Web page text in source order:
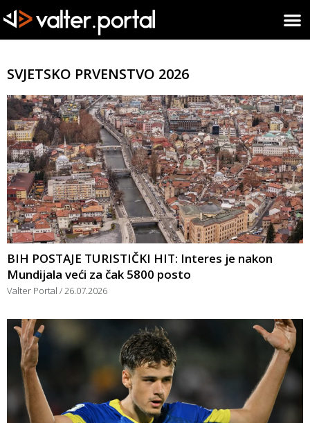
SVJETSKO PRVENSTVO 2026
BIH POSTAJE TURISTIČKI HIT: Interes je nakon
Mundijala veći za čak 5800 posto
Valter Portal 26.07.2026